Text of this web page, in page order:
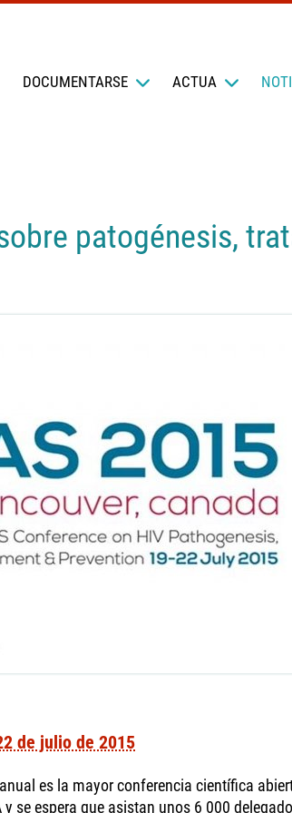
DOCUMENTARSE ACTUA
patogénesis,
de julio de 2015
es la mayor conferencia científica
y se espera que asistan unos 6 000